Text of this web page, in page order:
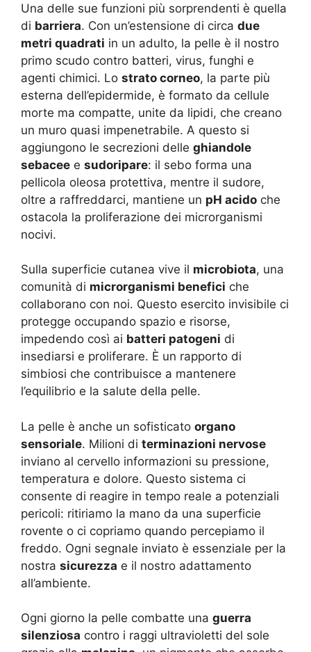
Una delle sue funzioni più sorprendenti è quella
di barriera. Con un’estensione di circa due
metri quadrati in un adulto, la pelle è il nostro
primo scudo contro batteri, virus, funghi e
agenti chimici. Lo strato corneo, la parte più
esterna dell’epidermide, è formato da cellule
morte ma compatte, unite da lipidi, che creano
un muro quasi impenetrabile. A questo si
aggiungono le secrezioni delle ghiandole
sebacee e sudoripare: il sebo forma una
pellicola oleosa protettiva, mentre il sudore,
oltre a raffreddarci, mantiene un pH acido che
ostacola la proliferazione dei microrganismi
nocivi.
Sulla superficie cutanea vive il microbiota, una
comunità di microrganismi benefici che
collaborano con noi. Questo esercito invisibile ci
protegge occupando spazio e risorse,
impedendo così ai batteri patogeni di
insediarsi e proliferare. È un rapporto di
simbiosi che contribuisce a mantenere
l’equilibrio e la salute della pelle.
La pelle è anche un sofisticato organo
sensoriale. Milioni di terminazioni nervose
inviano al cervello informazioni su pressione,
temperatura e dolore. Questo sistema ci
consente di reagire in tempo reale a potenziali
pericoli: ritiriamo la mano da una superficie
rovente o ci copriamo quando percepiamo il
freddo. Ogni segnale inviato è essenziale per la
nostra sicurezza e il nostro adattamento
all’ambiente.
Ogni giorno la pelle combatte una guerra
silenziosa contro i raggi ultravioletti del sole